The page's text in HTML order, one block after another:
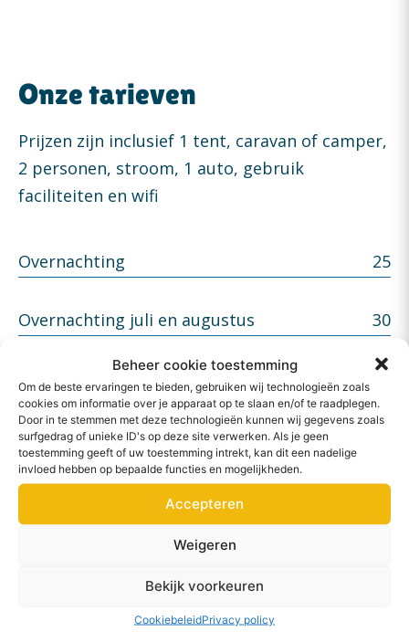
Beheer cookie toestemming
Om de beste ervaringen te bieden, gebruiken wij technologieën zoals
cookies om informatie over je apparaat op te slaan en/of te raadplegen.
Door in te stemmen met deze technologieën kunnen wij gegevens zoals
surfgedrag of unieke ID's op deze site verwerken. Als je geen
toestemming geeft of uw toestemming intrekt, kan dit een nadelige
invloed hebben op bepaalde functies en mogelijkheden.
Accepteren
Weigeren
Bekijk voorkeuren
CookiebeleidPrivacy policy
Onze tarieven
Prijzen zijn inclusief 1 tent, caravan of camper,
2 personen, stroom, 1 auto, gebruik
faciliteiten en wifi
Overnachting 25
Overnachting juli en augustus 30
Korting SVR, ANBW Camping of ACSI
kaart
Extra persoon (12 jaar en ouder) per
persoon per nacht​
3,50
Kinderen tot 12 jaar per kind per